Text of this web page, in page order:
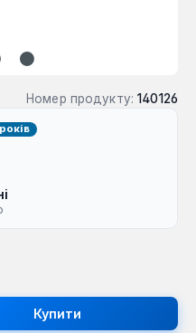
Номер продукту: 140126
потрібну
Купити